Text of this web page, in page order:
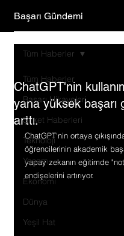
Başarı Gündemi
Tüm Haberler
Başarı Hikayeleri
Şirket Haberleri
Teknoloji
Yaşam
Ekonomi
Dünya
Yeşil Hat
Tüm Haberler
ChatGPT'nin
yana yüksek başarı
arttı.
ChatGPT'nin ortaya
öğrencilerinin akademik
yapay zekanın eğitimde
endişelerini artırıyor.